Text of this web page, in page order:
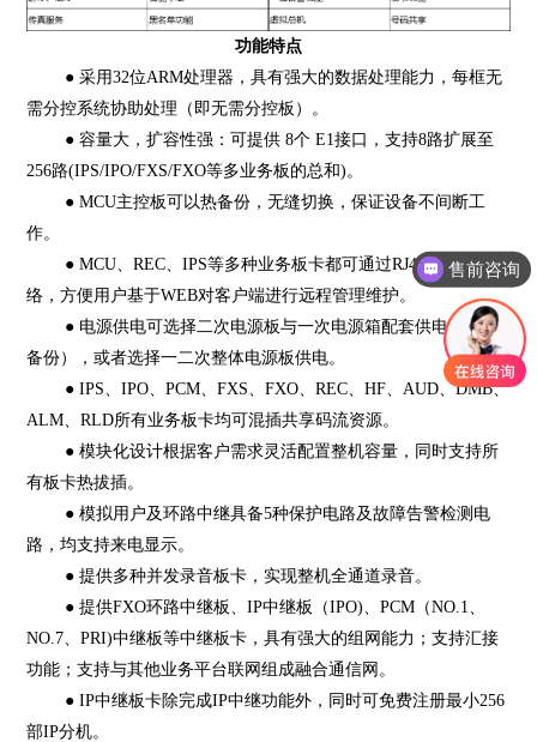
功能特点
● 采用32位ARM处理器，具有强大的数据处理能力，每框无
需分控系统协助处理（即无需分控板）。
● 容量大，扩容性强：可提供 8个 E1接口，支持8路扩展至
256路(IPS/IPO/FXS/FXO等多业务板的总和)。
● MCU主控板可以热备份，无缝切换，保证设备不间断工
作。
● MCU、REC、IPS等多种业务板卡都可通过RJ45接口接入网
络，方便用户基于WEB对客户端进行远程管理维护。
● 电源供电可选择二次电源板与一次电源箱配套供电（可热
备份），或者选择一二次整体电源板供电。
● IPS、IPO、PCM、FXS、FXO、REC、HF、AUD、DMB、
ALM、RLD所有业务板卡均可混插共享码流资源。
● 模块化设计根据客户需求灵活配置整机容量，同时支持所
有板卡热拔插。
● 模拟用户及环路中继具备5种保护电路及故障告警检测电
路，均支持来电显示。
● 提供多种并发录音板卡，实现整机全通道录音。
● 提供FXO环路中继板、IP中继板（IPO)、PCM（NO.1、
NO.7、PRI)中继板等中继板卡，具有强大的组网能力；支持汇接
功能；支持与其他业务平台联网组成融合通信网。
● IP中继板卡除完成IP中继功能外，同时可免费注册最小256
部IP分机。
售前咨询